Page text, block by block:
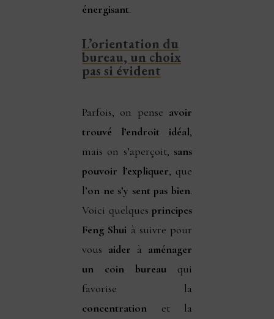
énergisant.
L’orientation du
bureau, un choix
pas si évident
Parfois, on pense avoir
trouvé l’endroit idéal,
mais on s’aperçoit, sans
pouvoir l’expliquer, que
l’on ne s’y sent pas bien.
Voici quelques principes
Feng Shui à suivre pour
vous aider à aménager
un coin bureau qui
favorise la
concentration et la